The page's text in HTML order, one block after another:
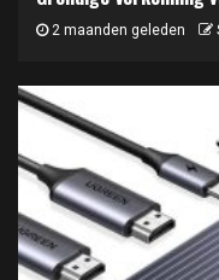
2 maanden geleden